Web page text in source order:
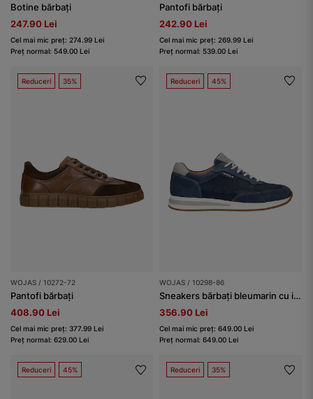
Botine bărbați
247.90 Lei
Cel mai mic preț: 274.99 Lei
Preț normal: 549.00 Lei
Pantofi bărbați
242.90 Lei
Cel mai mic preț: 269.99 Lei
Preț normal: 539.00 Lei
Reduceri 35%
WOJAS / 10272-72
Pantofi bărbați
408.90 Lei
Cel mai mic preț: 377.99 Lei
Preț normal: 629.00 Lei
Reduceri 45%
WOJAS / 10298-86
Sneakers bărbați bleumarin cu inserții gri
356.90 Lei
Cel mai mic preț: 649.00 Lei
Preț normal: 649.00 Lei
Reduceri 45% Reduceri 35%